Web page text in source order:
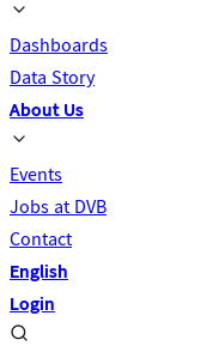
Dashboards
Data Story
About Us
Events
Jobs at DVB
Contact
English
Login